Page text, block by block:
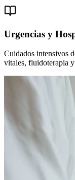
Urgencias y
Cuidados intensivos
vitales, fluidoterapia